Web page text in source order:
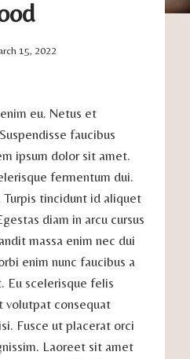
15, 2022
eu. Netus et
faucibus
ipsum dolor sit amet.
fermentum dui.
Turpis tincidunt id aliquet
diam in arcu cursus
massa enim nec dui
enim nunc faucibus a
Eu scelerisque felis
volutpat consequat
Fusce ut placerat orci
Laoreet sit amet